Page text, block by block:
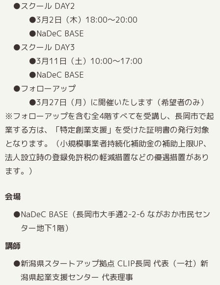
スクール DAY2
3月2日（木）18:00～20:00
NaDeC BASE
スクール DAY3
3月11日（土）10:00～17:00
NaDeC BASE
フォローアップ
3月27日（月）に開催いたします（希望者のみ）
※フォローアップを含む全4階すべてを受講し、長岡市で起
業する方は、「特定創業支援」を受けた証明書の発行対象
となります。（小規模事業者持続化補助金の補助上限UP、
法人設立時の登録免許税の軽減措置などの優遇措置があり
ます。）
会場
NaDeC BASE（長岡市大手通2-2-6 ながおか市民セン
ター地下1階）
講師
新潟県スタートアップ拠点 CLIP長岡 代表（一社）新
潟県起業支援センター 代表理事